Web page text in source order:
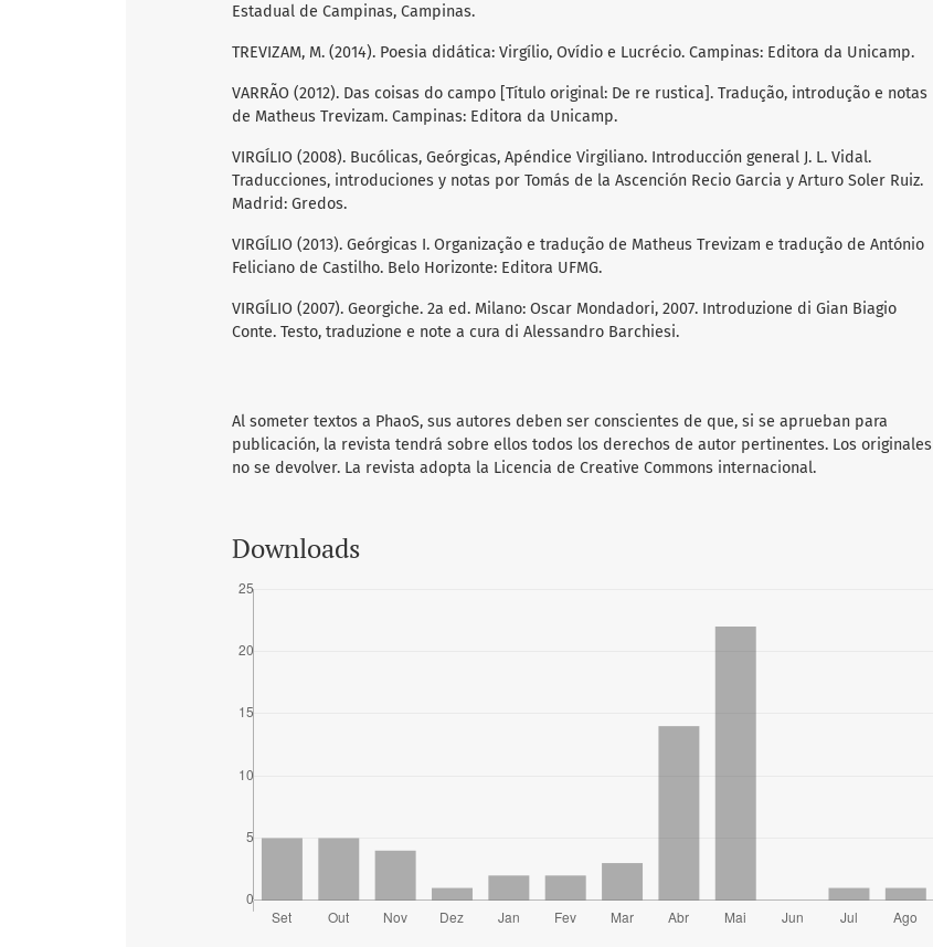
Estadual de Campinas, Campinas.
TREVIZAM, M. (2014). Poesia didática: Virgílio, Ovídio e Lucrécio. Campinas: Editora da Unicamp.
VARRÃO (2012). Das coisas do campo [Título original: De re rustica]. Tradução, introdução e notas
de Matheus Trevizam. Campinas: Editora da Unicamp.
VIRGÍLIO (2008). Bucólicas, Geórgicas, Apéndice Virgiliano. Introducción general J. L. Vidal.
Traducciones, introduciones y notas por Tomás de la Ascención Recio Garcia y Arturo Soler Ruiz.
Madrid: Gredos.
VIRGÍLIO (2013). Geórgicas I. Organização e tradução de Matheus Trevizam e tradução de António
Feliciano de Castilho. Belo Horizonte: Editora UFMG.
VIRGÍLIO (2007). Georgiche. 2a ed. Milano: Oscar Mondadori, 2007. Introduzione di Gian Biagio
Conte. Testo, traduzione e note a cura di Alessandro Barchiesi.
Al someter textos a PhaoS, sus autores deben ser conscientes de que, si se aprueban para
publicación, la revista tendrá sobre ellos todos los derechos de autor pertinentes. Los originales
no se devolver. La revista adopta la Licencia de Creative Commons internacional.
Downloads